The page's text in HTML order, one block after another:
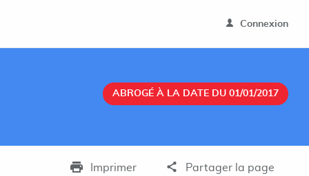
Connexion
ABROGÉ À LA DATE DU 01/01/2017
Imprimer Partager la page